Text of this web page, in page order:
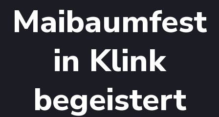
Maibaumfest
in Klink
begeistert